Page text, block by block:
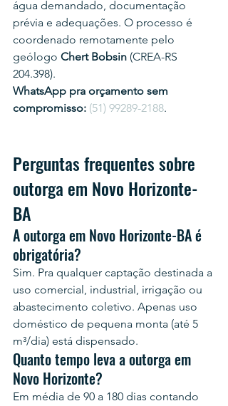
água demandado, documentação
prévia e adequações. O processo é
coordenado remotamente pelo
geólogo Chert Bobsin (CREA-RS
204.398).
WhatsApp pra orçamento sem
compromisso: (51) 99289-2188.
Perguntas frequentes sobre
outorga em Novo Horizonte-
BA
A outorga em Novo Horizonte-BA é
obrigatória?
Sim. Pra qualquer captação destinada a
uso comercial, industrial, irrigação ou
abastecimento coletivo. Apenas uso
doméstico de pequena monta (até 5
m³/dia) está dispensado.
Quanto tempo leva a outorga em
Novo Horizonte?
Em média de 90 a 180 dias contando